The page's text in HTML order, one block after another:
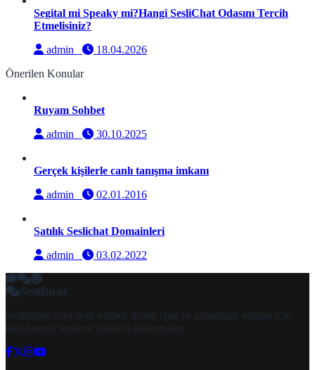
Segital mi Speaky mi?Hangi SesliChat Odasını Tercih
Etmelisiniz?
admin
18.04.2026
Önerilen Konular
Ruyam Sohbet
admin
30.10.2025
Gerçek kişilerle canlı tanışma imkanı
admin
02.01.2016
Satılık Seslichat Domainleri
admin
03.02.2022
SesliBizde
Seslibizde.com sesli sohbet, mobil chat ve arkadaşlık odaları için
hazırlanmış modern sohbet platformudur.